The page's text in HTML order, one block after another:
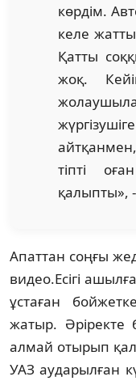
көрдім.
келе
Қатты
жоқ.
тіпті
қалыпты»,
Апаттан соңғы
видео.Есігі
ұстаған
жатыр. Әріректе
алмай отырып
УАЗ аударылған